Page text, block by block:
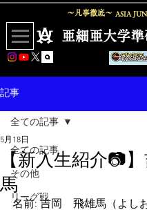
〜凡事徹底〜 ASIA
亜細亜大学
記事
全ての記事
その他
リーグ戦
全ての記事
【新入生紹介📷
馬
5月18日
名前: 吉岡　飛雄馬（よし